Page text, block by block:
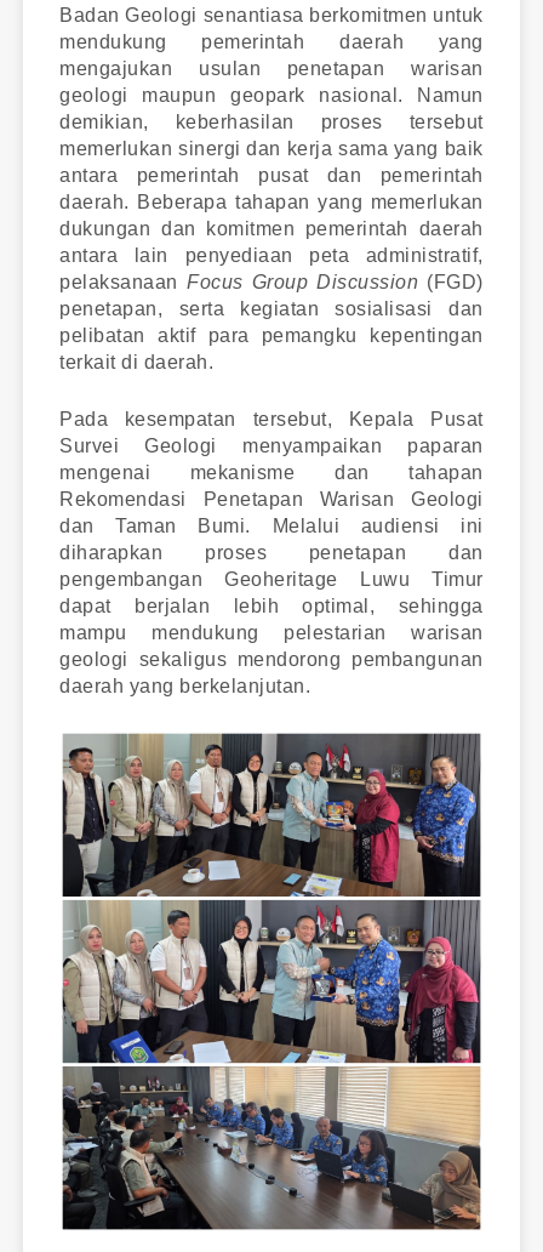
Badan Geologi senantiasa berkomitmen untuk
mendukung pemerintah daerah yang
mengajukan usulan penetapan warisan
geologi maupun geopark nasional. Namun
demikian, keberhasilan proses tersebut
memerlukan sinergi dan kerja sama yang baik
antara pemerintah pusat dan pemerintah
daerah. Beberapa tahapan yang memerlukan
dukungan dan komitmen pemerintah daerah
antara lain penyediaan peta administratif,
pelaksanaan Focus Group Discussion (FGD)
penetapan, serta kegiatan sosialisasi dan
pelibatan aktif para pemangku kepentingan
terkait di daerah.
Pada kesempatan tersebut, Kepala Pusat
Survei Geologi menyampaikan paparan
mengenai mekanisme dan tahapan
Rekomendasi Penetapan Warisan Geologi
dan Taman Bumi. Melalui audiensi ini
diharapkan proses penetapan dan
pengembangan Geoheritage Luwu Timur
dapat berjalan lebih optimal, sehingga
mampu mendukung pelestarian warisan
geologi sekaligus mendorong pembangunan
daerah yang berkelanjutan.